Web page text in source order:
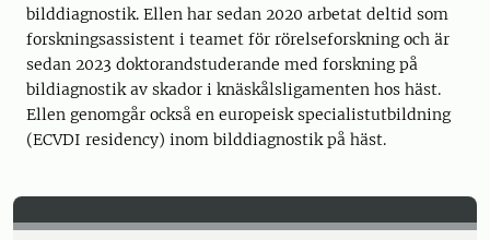
bilddiagnostik. Ellen har sedan 2020 arbetat deltid som
forskningsassistent i teamet för rörelseforskning och är
sedan 2023 doktorandstuderande med forskning på
bildiagnostik av skador i knäskålsligamenten hos häst.
Ellen genomgår också en europeisk specialistutbildning
(ECVDI residency) inom bilddiagnostik på häst.